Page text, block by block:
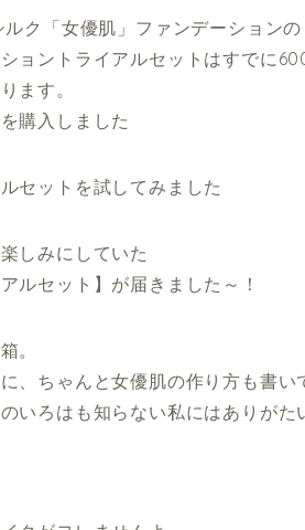
ルク「女優肌」ファンデーション
ョントライアルセットはすでに
ます。
購入しました
セットを試してみました
しみにしていた
ルセット】が届きました～！
。
、ちゃんと女優肌の作り方も書
いろはも知らない私にはありがた